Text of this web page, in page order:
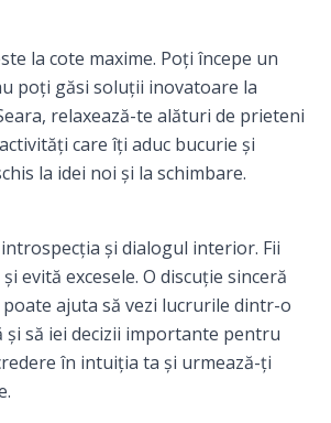
la cote maxime. Poți începe un
poți găsi soluții inovatoare la
relaxează-te alături de prieteni
care îți aduc bucurie și
la idei noi și la schimbare.
și dialogul interior. Fii
evită excesele. O discuție sinceră
ajuta să vezi lucrurile dintr-o
și să iei decizii importante pentru
în intuiția ta și urmează-ți